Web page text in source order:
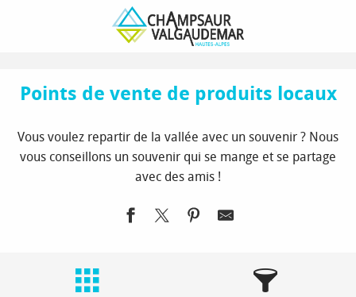
À voir / à faire
Marchés et produits locaux
Points de vente de produits locaux
Points de vente de produits locaux
Vous voulez repartir de la vallée avec un souvenir ? Nous
vous conseillons un souvenir qui se mange et se partage
avec des amis !